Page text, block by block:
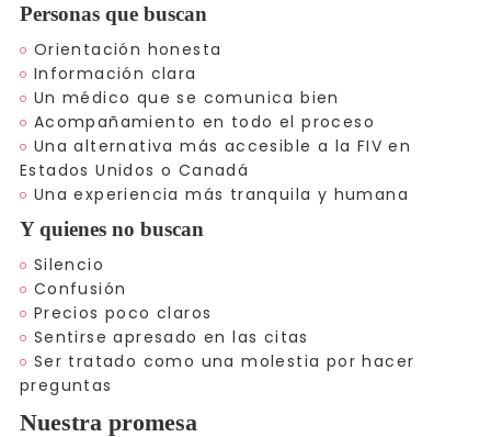
Personas que buscan
Orientación honesta
Información clara
Un médico que se comunica bien
Acompañamiento en todo el proceso
Una alternativa más accesible a la FIV en
Estados Unidos o Canadá
Una experiencia más tranquila y humana
Y quienes no buscan
Silencio
Confusión
Precios poco claros
Sentirse apresado en las citas
Ser tratado como una molestia por hacer
preguntas
Nuestra promesa